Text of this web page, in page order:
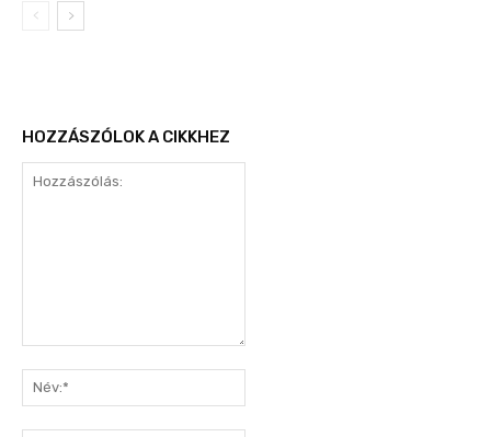
HOZZÁSZÓLOK A CIKKHEZ